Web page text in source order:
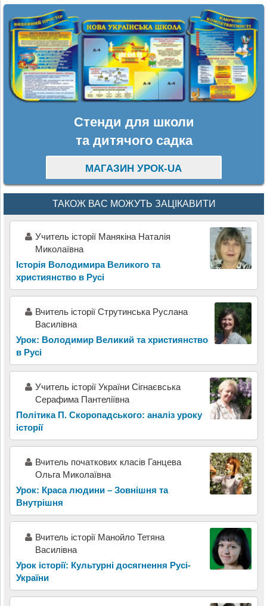
Стенди для школи
та дитячого садка
МАГАЗИН УРОК-UA
ТАКОЖ ВАС МОЖУТЬ ЗАЦІКАВИТИ
Учитель історії Манякіна Наталія
Миколаївна
Історія Володимира Великого та
християнство в Русі
Вчитель історії Струтинська Руслана
Василівна
Урок: Володимир Великий та християнство
в Русі
Учитель історії України Сігнаєвська
Серафима Пантеліївна
Політика П. Скоропадського: аналіз уроку
історії
Вчитель початкових класів Ганцева
Ольга Миколаївна
Урок: Краса людини – Зовнішня та
Внутрішня
Вчитель історії Манойло Тетяна
Василівна
Урок історії: Культурні досягнення Русі-
України